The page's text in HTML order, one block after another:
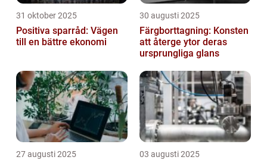
31 oktober 2025
Positiva sparråd: Vägen
till en bättre ekonomi
30 augusti 2025
Färgborttagning: Konsten
att återge ytor deras
ursprungliga glans
27 augusti 2025 03 augusti 2025